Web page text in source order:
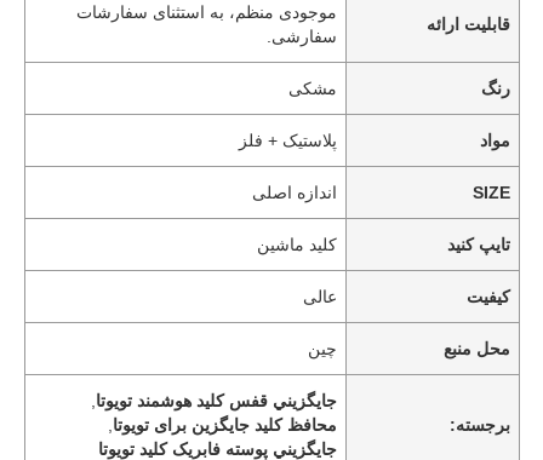
قابلیت ارائه
موجودی منظم، به استثنای سفارشات
سفارشی.
رنگ مشکی
مواد پلاستیک + فلز
SIZE اندازه اصلی
تایپ کنید کلید ماشین
کیفیت عالی
محل منبع چین
برجسته:
جايگزيني قفس کلید هوشمند تويوتا
محافظ کلید جایگزین برای تویوتا
جايگزيني پوسته فابريک کليد تويوتا